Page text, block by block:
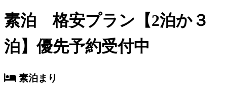
素泊 格安プラン【2泊か３
泊】優先予約受付中
素泊まり